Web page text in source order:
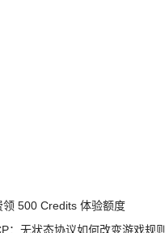
500 Credits 体验额度
：无状态协议如何改变游戏规则